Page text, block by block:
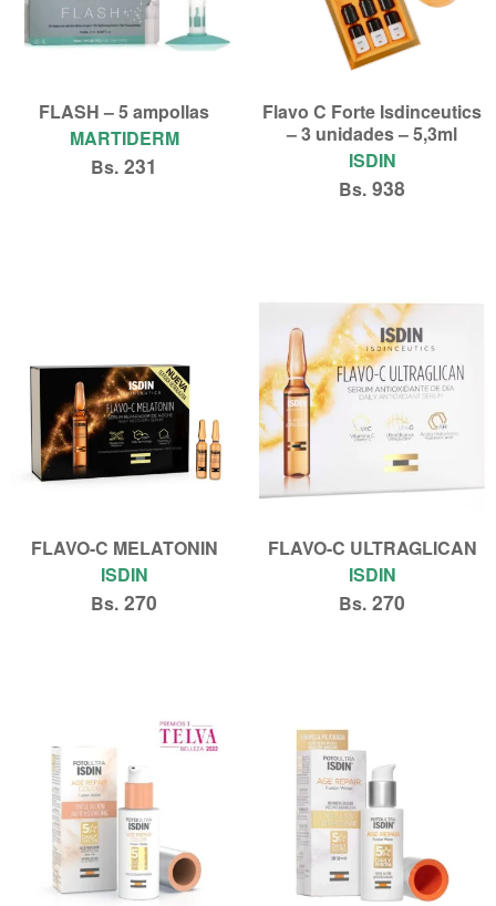
FLASH – 5 ampollas
MARTIDERM
Bs. 231
Flavo C Forte Isdinceutics
– 3 unidades – 5,3ml
ISDIN
Bs. 938
FLAVO-C MELATONIN
ISDIN
Bs. 270
FLAVO-C ULTRAGLICAN
ISDIN
Bs. 270